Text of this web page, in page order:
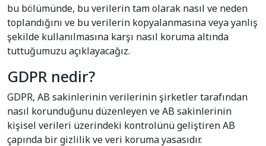
bu bölümünde, bu verilerin tam olarak nasıl ve neden
toplandığını ve bu verilerin kopyalanmasına veya yanlış
şekilde kullanılmasına karşı nasıl koruma altında
tuttuğumuzu açıklayacağız.
GDPR nedir?
GDPR, AB sakinlerinin verilerinin şirketler tarafından
nasıl korunduğunu düzenleyen ve AB sakinlerinin
kişisel verileri üzerindeki kontrolünü geliştiren AB
çapında bir gizlilik ve veri koruma yasasıdır.